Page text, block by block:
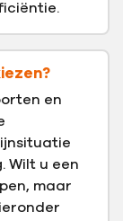
en
Wilt u een
maar